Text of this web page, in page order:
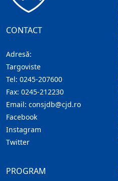
CONTACT
Adresă:
Targoviste
Tel: 0245-207600
Fax: 0245-212230
Email: consjdb@cjd.ro
Facebook
Instagram
Twitter
PROGRAM